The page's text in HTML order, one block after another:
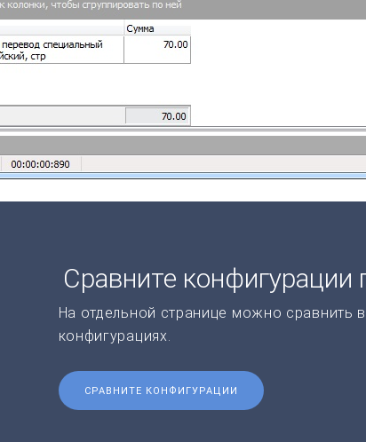
Сравните
На отдельной странице можно сравнить
конфигурациях.
СРАВНИТЕ КОНФИГУРАЦИИ